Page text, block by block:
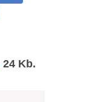
24 Kb.